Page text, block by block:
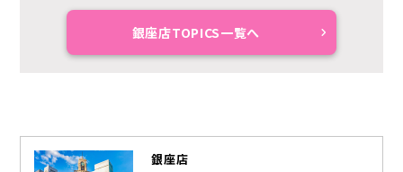
銀座店TOPICS一覧へ
銀座店